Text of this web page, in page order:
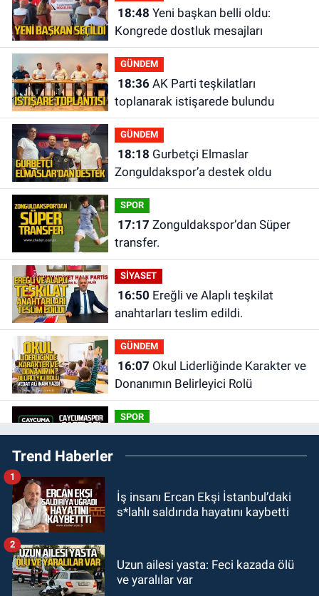
18:48
Kongrede dostluk mesajları
GÜNDEM
18:36AK Parti teşkilatları
toplanarak istişarede bulundu
GÜNDEM
18:18
Zonguldakspor’a destek oldu
SPOR
17:17
transfer.
SİYASET
16:50
anahtarları teslim edildi.
GÜNDEM
16:07
Donanımın Belirleyici Rolü
SPOR
14:34Çaycumaspor şartları yerine
getirdi.
12:53Karabük'te Enerjisa çalışanı
Olcay Özaltın elektrik akımına
11:22BEUN personeli Nihat Şahan
Trend Haberler
İş insanı Ercan Ekşi İstanbul’daki
s*lahlı saldırıda hayatını kaybetti
1
Uzun ailesi yasta: Feci kazada ölü
ve yaralılar var
2